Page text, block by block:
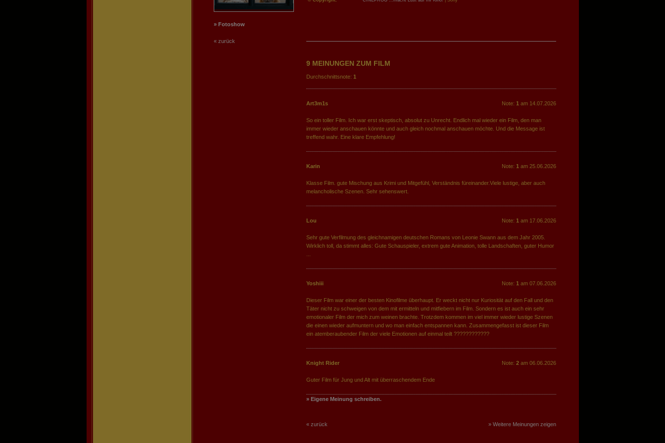
» Fotoshow
« zurück
9 MEINUNGEN ZUM FILM
Durchschnittsnote: 1
Note: 1 am 14.07.2026
Art3m1s
So ein toller Film. Ich war erst skeptisch, absolut zu Unrecht. Endlich mal wieder ein Film, den man
immer wieder anschauen könnte und auch gleich nochmal anschauen möchte. Und die Message ist
treffend wahr. Eine klare Empfehlung!
Note: 1 am 25.06.2026
Karin
Klasse Film. gute Mischung aus Krimi und Mitgefühl, Verständnis füreinander.Viele lustige, aber auch
melancholische Szenen. Sehr sehenswert.
Note: 1 am 17.06.2026
Lou
Sehr gute Verfilmung des gleichnamigen deutschen Romans von Leonie Swann aus dem Jahr 2005.
Wirklich toll, da stimmt alles: Gute Schauspieler, extrem gute Animation, tolle Landschaften, guter Humor
Note: 1 am 07.06.2026
Yoshiii
Dieser Film war einer der besten Kinofilme überhaupt. Er weckt nicht nur Kuriosität auf den Fall und den
Täter nicht zu schweigen von dem mit ermitteln und mitfiebern im Film. Sondern es ist auch ein sehr
emotionaler Film der mich zum weinen brachte. Trotzdem kommen im viel immer wieder lustige Szenen
die einen wieder aufmuntern und wo man einfach entspannen kann. Zusammengefasst ist dieser Film
ein atemberaubender Film der viele Emotionen auf einmal teilt ????????????
Note: 2am 06.06.2026
Knight Rider
Guter Film für Jung und Alt mit überraschendem Ende
» Eigene Meinung schreiben.
» Weitere Meinungen zeigen
« zurück